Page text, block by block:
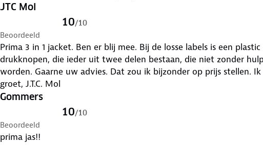
JTC Mol
10/10
Beoordeeld
Prima 3 in 1 jacket. Ben er blij mee. Bij de losse labels is een
drukknopen, die ieder uit twee delen bestaan, die niet zonder
worden. Gaarne uw advies. Dat zou ik bijzonder op prijs stellen.
groet, J.T.C. Mol
Gommers
10/10
Beoordeeld
prima jas!!